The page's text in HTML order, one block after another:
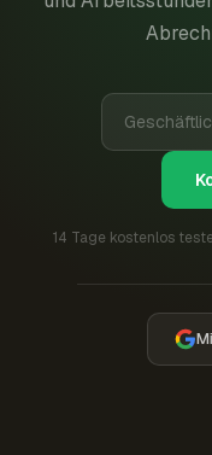
14 Tage kostenlos